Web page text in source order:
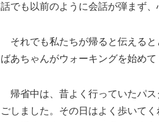
話でも以前のように会話が弾まず、
それでも私たちが帰ると伝えると
ばあちゃんがウォーキングを始めて
帰省中は、昔よく行っていたパス
ごしました。その日はよく歩いて